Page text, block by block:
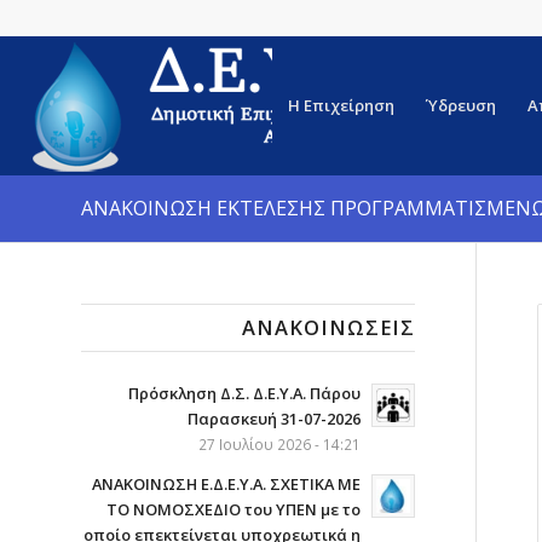
Η Επιχείρηση Ύδρευση
ΑΝΑΚΟΙΝΩΣΗ ΕΚΤΕΛΕΣΗΣ
ΑΝΑΚΟΙΝΏΣΕΙΣ
Πρόσκληση Δ.Σ. Δ.Ε.Υ.Α. Πάρου
Παρασκευή 31-07-2026
27 Ιουλίου 2026 - 14:21
ΑΝΑΚΟΙΝΩΣΗ Ε.Δ.Ε.Υ.Α. ΣΧΕΤΙΚΑ ΜΕ
ΤΟ ΝΟΜΟΣΧΕΔΙΟ του ΥΠΕΝ με το
οποίο επεκτείνεται υποχρεωτικά η